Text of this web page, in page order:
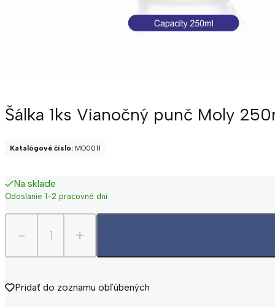
Šálka 1ks Vianočný punč Moly
Katalógové číslo: MO0011
Na sklade
Odoslanie 1-2 pracovné dni
- +
Pridať do zoznamu obľúbených